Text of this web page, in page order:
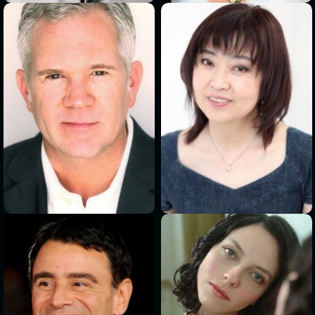
> >
>